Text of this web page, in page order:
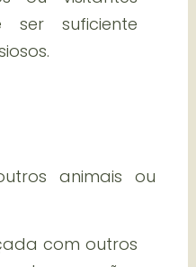
ser suficiente
animais ou
com outros